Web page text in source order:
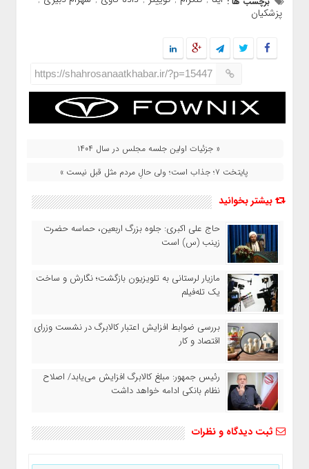
پزشکیان
https://shahrosanaatkhabar.ir/?p=15447
« جزئیات اولین جلسه مجلس در سال ۱۴۰۴
پایتخت ۷؛ جذاب است؛ ولی حالِ مردم مثل قبل نیست »
بیشتر بخوانید
حاج‌ علی‌ اکبری: جلوه بزرگ اربعین، حماسه حضرت
زینب (س) است
مازیار لرستانی به تلویزیون بازگشت؛ نگارش و ساخت
یک تله‌فیلم
بررسی ضوابط افزایش اعتبار کالابرگ در نشست وزرای
اقتصاد و کار
رئیس‌ جمهور: مبلغ کالابرگ افزایش می‌یابد/ اصلاح
نظام بانکی ادامه خواهد داشت
ثبت دیدگاه و نظرات